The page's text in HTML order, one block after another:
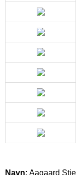
Navn: Aagaard